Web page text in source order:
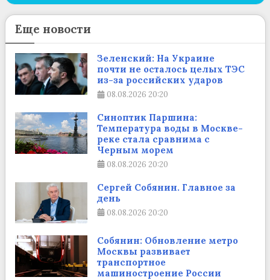
Еще новости
Зеленский: На Украине
почти не осталось целых ТЭС
из-за российских ударов
08.08.2026 20:20
Синоптик Паршина:
Температура воды в Москве-
реке стала сравнима с
Черным морем
08.08.2026 20:20
Сергей Собянин. Главное за
день
08.08.2026 20:20
Собянин: Обновление метро
Москвы развивает
транспортное
машиностроение России